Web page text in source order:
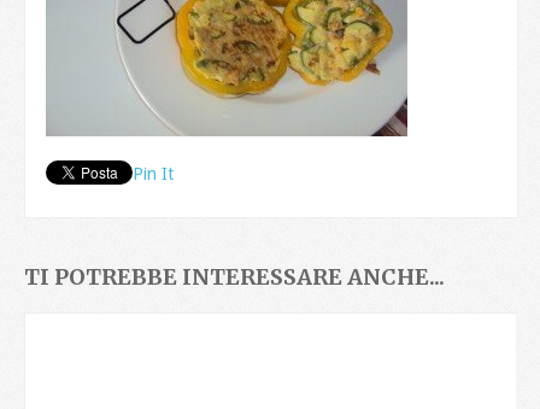
Pin It
TI POTREBBE INTERESSARE ANCHE...